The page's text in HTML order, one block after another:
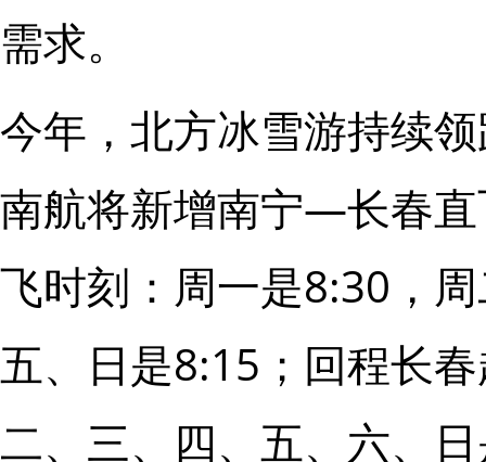
需求。
今年，北方冰雪游持续
南航将新增南宁—长春
飞时刻：周一是8:30，
五、日是8:15；回程长
二、三、四、五、六、